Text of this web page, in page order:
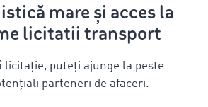
mare și acces la
licitatii transport
licitație, puteți ajunge la peste
parteneri de afaceri.